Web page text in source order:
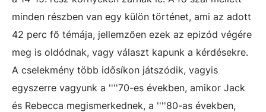
minden részben van egy külön történet, ami az adott
42 perc fő témája, jellemzően ezek az epizód végére
meg is oldódnak, vagy választ kapunk a kérdésekre.
A cselekmény több idősíkon játszódik, vagyis
egyszerre vagyunk a ''''70-es években, amikor Jack
és Rebecca megismerkednek, a ''''80-as években,